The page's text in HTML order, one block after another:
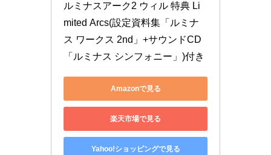
ルミナスアーク2 ウィル 特典 Li
mited Arcs(設定資料集「ルミナ
ス ワークス 2nd」+サウンドCD
「ルミナス シンフォニー」)付き
Amazonで見る
楽天市場で見る
Yahoo!ショッピングで見る